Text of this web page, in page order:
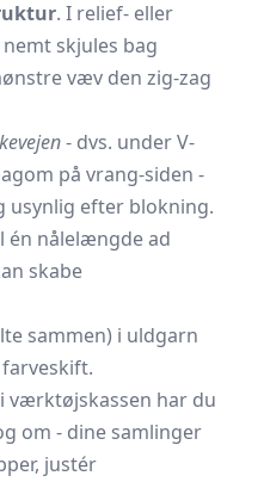
. I relief- eller
skjules bag
væv den zig-zag
- dvs. under V-
på vrang-siden -
usynlig efter blokning.
én nålelængde ad
skabe
sammen) i uldgarn
værktøjskassen har du
om - dine samlinger
justér